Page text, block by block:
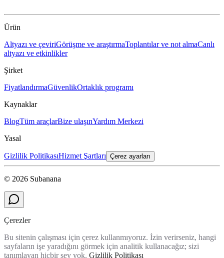
Ürün
Altyazı ve çeviriGörüşme ve araştırmaToplantılar ve not almaCanlı
altyazı ve etkinlikler
Şirket
FiyatlandırmaGüvenlikOrtaklık programı
Kaynaklar
BlogTüm araçlarBize ulaşınYardım Merkezi
Yasal
Gizlilik PolitikasıHizmet Şartları Çerez ayarları
© 2026 Subanana
Çerezler
Bu sitenin çalışması için çerez kullanmıyoruz. İzin verirseniz, hangi
sayfaların işe yaradığını görmek için analitik kullanacağız; sizi
tanımlayan hiçbir şey yok. Gizlilik Politikası